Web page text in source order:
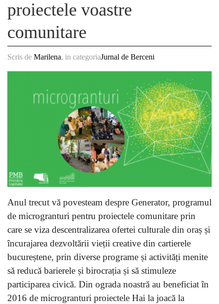
proiectele voastre
comunitare
Scris de Marilena, in categoriaJurnal de Berceni
Anul trecut vă povesteam despre Generator, programul
de microgranturi pentru proiectele comunitare prin
care se viza descentralizarea ofertei culturale din oraș și
încurajarea dezvoltării vieții creative din cartierele
bucureștene, prin diverse programe și activități menite
să reducă barierele și birocrația și să stimuleze
participarea civică. Din ograda noastră au beneficiat în
2016 de microgranturi proiectele Hai la joacă la